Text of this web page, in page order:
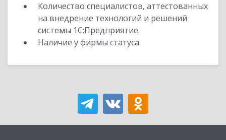
Количество специалистов, аттестованных
на внедрение технологий и решений
системы 1С:Предприятие.
Наличие у фирмы статуса